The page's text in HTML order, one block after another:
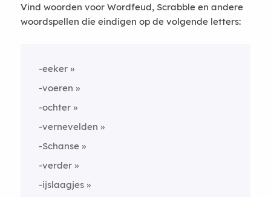
Vind woorden voor Wordfeud, Scrabble en andere
woordspellen die eindigen op de volgende letters:
-eeker
-voeren
-ochter
-vernevelden
-Schanse
-verder
-ijslaagjes